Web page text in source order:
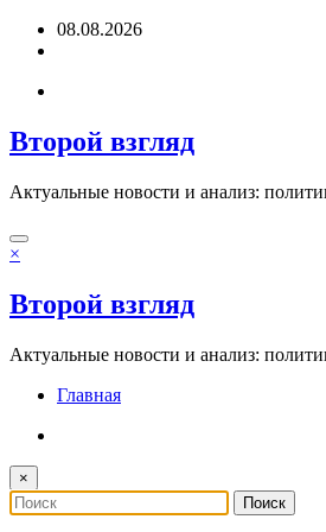
Перейти08.08.2026
Второй взгляд
Актуальные новости и анализ:
×
Второй взгляд
Актуальные новости и анализ:
Главная
×